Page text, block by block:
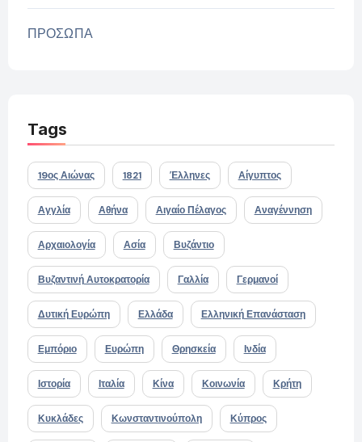
ΠΡΟΣΩΠΑ
Tags
19ος Αιώνας 1821 Έλληνες Αίγυπτος
Αγγλία Αθήνα Αιγαίο Πέλαγος Αναγέννηση
Αρχαιολογία Ασία Βυζάντιο
Βυζαντινή Αυτοκρατορία Γαλλία Γερμανοί
Δυτική Ευρώπη Ελλάδα Ελληνική Επανάσταση
Εμπόριο Ευρώπη Θρησκεία Ινδία
Ιστορία Ιταλία Κίνα Κοινωνία Κρήτη
Κυκλάδες Κωνσταντινούπολη Κύπρος